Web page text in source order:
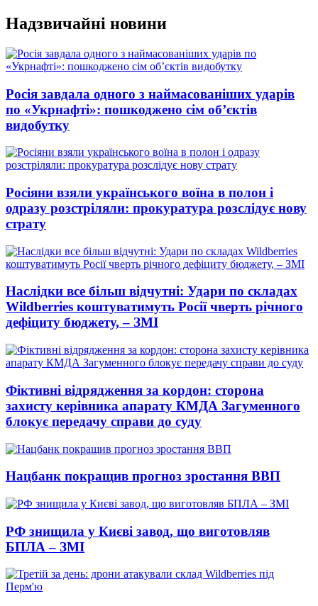
Перейти
до
вмісту
Надзвичайні новини
Росія завдала одного з наймасованіших ударів
по «Укрнафті»: пошкоджено сім об’єктів
видобутку
Росіяни взяли українського воїна в полон і
одразу розстріляли: прокуратура розслідує нову
страту
Наслідки все більш відчутні: Удари по складах
Wildberries коштуватимуть Росії чверть річного
дефіциту бюджету, – ЗМІ
Фіктивні відрядження за кордон: сторона
захисту керівника апарату КМДА Загуменного
блокує передачу справи до суду
Нацбанк покращив прогноз зростання ВВП
РФ знищила у Києві завод, що виготовляв
БПЛА – ЗМІ